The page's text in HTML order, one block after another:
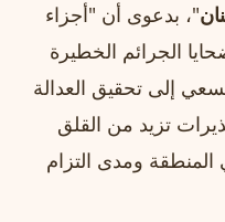
"، بدعوى أن "أجزاء
الجرائم الخطيرة
إلى تحقيق العدالة
تزيد من القلق
ومدى التزام